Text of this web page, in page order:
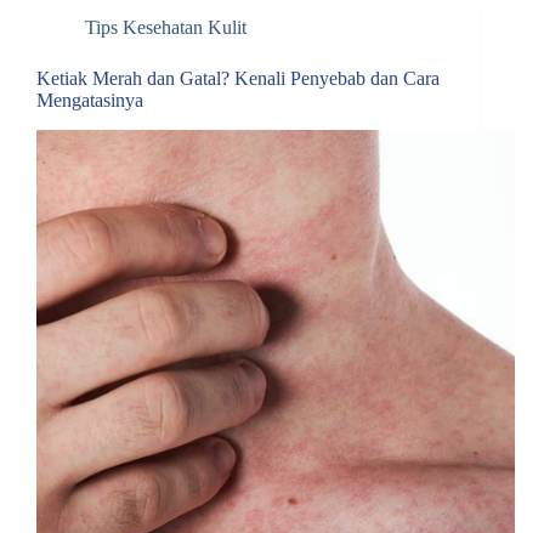
Tips Kesehatan Kulit
Ketiak Merah dan Gatal? Kenali Penyebab dan Cara
Mengatasinya